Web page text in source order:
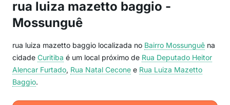
rua luiza mazetto baggio -
Mossunguê
rua luiza mazetto baggio localizada no Bairro Mossunguê na
cidade Curitiba é um local próximo de Rua Deputado Heitor
Alencar Furtado, Rua Natal Cecone e Rua Luiza Mazetto
Baggio.